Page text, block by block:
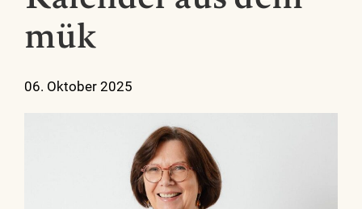
mük
06. Oktober 2025